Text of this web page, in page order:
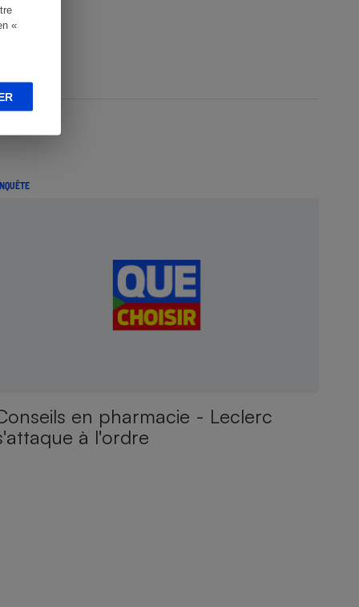
«
en pharmacie - Leclerc
à l'ordre